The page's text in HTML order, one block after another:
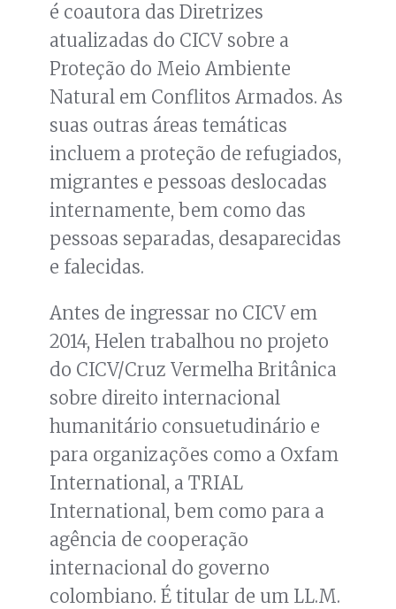
é coautora das Diretrizes
atualizadas do CICV sobre a
Proteção do Meio Ambiente
Natural em Conflitos Armados. As
suas outras áreas temáticas
incluem a proteção de refugiados,
migrantes e pessoas deslocadas
internamente, bem como das
pessoas separadas, desaparecidas
e falecidas.
Antes de ingressar no CICV em
2014, Helen trabalhou no projeto
do CICV/Cruz Vermelha Britânica
sobre direito internacional
humanitário consuetudinário e
para organizações como a Oxfam
International, a TRIAL
International, bem como para a
agência de cooperação
internacional do governo
colombiano. É titular de um LL.M.